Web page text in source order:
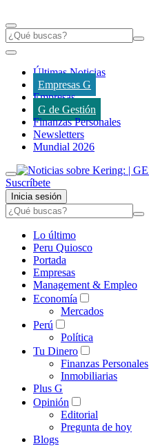
Últimas Noticias
Empresas G
Empresas
G de Gestión
Finanzas Personales
Newsletters
Mundial 2026
Suscríbete
Inicia sesión
Lo último
Peru Quiosco
Portada
Empresas
Management & Empleo
Economía
Mercados
Perú
Política
Tu Dinero
Finanzas Personales
Inmobiliarias
Plus G
Opinión
Editorial
Pregunta de hoy
Blogs